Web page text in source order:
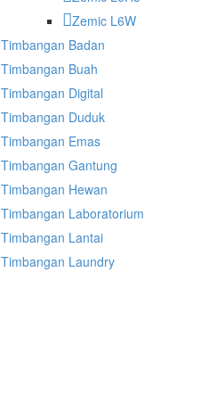
Zemic L6W
Timbangan Badan
Timbangan Buah
Timbangan Digital
Timbangan Duduk
Timbangan Emas
Timbangan Gantung
Timbangan Hewan
Timbangan Laboratorium
Timbangan Lantai
Timbangan Laundry